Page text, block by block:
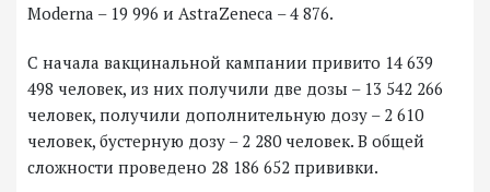
Moderna – 19 996 и AstraZeneca – 4 876.
С начала вакцинальной кампании привито 14 639
498 человек, из них получили две дозы – 13 542 266
человек, получили дополнительную дозу – 2 610
человек, бустерную дозу – 2 280 человек. В общей
сложности проведено 28 186 652 прививки.